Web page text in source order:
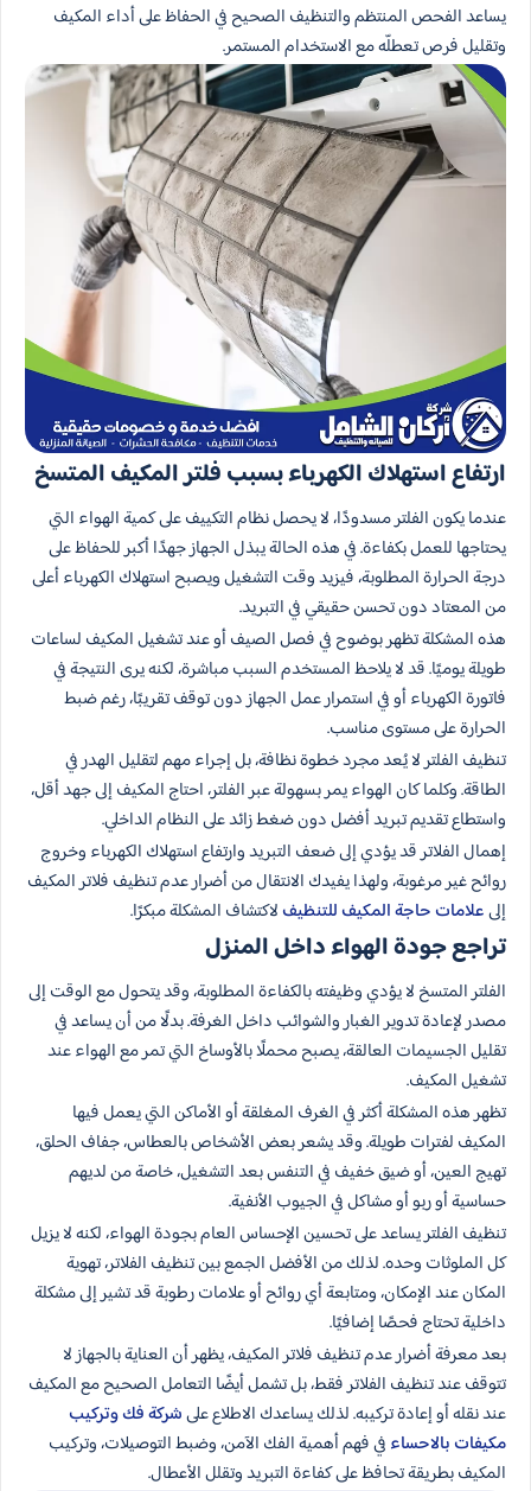
يساعد الفحص المنتظم والتنظيف الصحيح في الحفاظ على أداء المكيف
وتقليل فرص تعطلّه مع الاستخدام المستمر.
ارتفاع استهلاك الكهرباء بسبب فلتر المكيف المتسخ
عندما يكون الفلتر مسدودًا، لا يحصل نظام التكييف على كمية الهواء التي
يحتاجها للعمل بكفاءة. في هذه الحالة يبذل الجهاز جهدًا أكبر للحفاظ على
درجة الحرارة المطلوبة، فيزيد وقت التشغيل ويصبح استهلاك الكهرباء أعلى
من المعتاد دون تحسن حقيقي في التبريد.
هذه المشكلة تظهر بوضوح في فصل الصيف أو عند تشغيل المكيف لساعات
طويلة يوميًا. قد لا يلاحظ المستخدم السبب مباشرة، لكنه يرى النتيجة في
فاتورة الكهرباء أو في استمرار عمل الجهاز دون توقف تقريبًا، رغم ضبط
الحرارة على مستوى مناسب.
تنظيف الفلتر لا يُعد مجرد خطوة نظافة، بل إجراء مهم لتقليل الهدر في
الطاقة. وكلما كان الهواء يمر بسهولة عبر الفلتر، احتاج المكيف إلى جهد أقل،
واستطاع تقديم تبريد أفضل دون ضغط زائد على النظام الداخلي.
إهمال الفلاتر قد يؤدي إلى ضعف التبريد وارتفاع استهلاك الكهرباء وخروج
روائح غير مرغوبة، ولهذا يفيدك الانتقال من أضرار عدم تنظيف فلاتر المكيف
إلىعلامات حاجة المكيف للتنظيفلاكتشاف المشكلة مبكرًا.
تراجع جودة الهواء داخل المنزل
الفلتر المتسخ لا يؤدي وظيفته بالكفاءة المطلوبة، وقد يتحول مع الوقت إلى
مصدر لإعادة تدوير الغبار والشوائب داخل الغرفة. بدلًا من أن يساعد في
تقليل الجسيمات العالقة، يصبح محملًا بالأوساخ التي تمر مع الهواء عند
تشغيل المكيف.
تظهر هذه المشكلة أكثر في الغرف المغلقة أو الأماكن التي يعمل فيها
المكيف لفترات طويلة. وقد يشعر بعض الأشخاص بالعطاس، جفاف الحلق،
تهيج العين، أو ضيق خفيف في التنفس بعد التشغيل، خاصة من لديهم
حساسية أو ربو أو مشاكل في الجيوب الأنفية.
تنظيف الفلتر يساعد على تحسين الإحساس العام بجودة الهواء، لكنه لا يزيل
كل الملوثات وحده. لذلك من الأفضل الجمع بين تنظيف الفلاتر، تهوية
المكان عند الإمكان، ومتابعة أي روائح أو علامات رطوبة قد تشير إلى مشكلة
داخلية تحتاج فحصًا إضافيًا.
بعد معرفة أضرار عدم تنظيف فلاتر المكيف، يظهر أن العناية بالجهاز لا
تتوقف عند تنظيف الفلاتر فقط، بل تشمل أيضًا التعامل الصحيح مع المكيف
عند نقله أو إعادة تركيبه. لذلك يساعدك الاطلاع علىشركة فك وتركيب
مكيفات بالاحساء في فهم أهمية الفك الآمن، وضبط التوصيلات، وتركيب
المكيف بطريقة تحافظ على كفاءة التبريد وتقلل الأعطال.